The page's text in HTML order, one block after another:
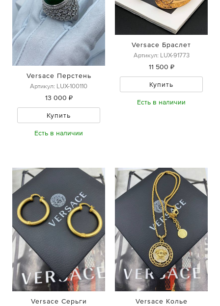
Versace Перстень
Артикул: LUX-100110
13 000 ₽
Купить
Есть в наличии
Versace Браслет
Артикул: LUX-91773
11 500 ₽
Купить
Есть в наличии
Versace Серьги Versace Колье